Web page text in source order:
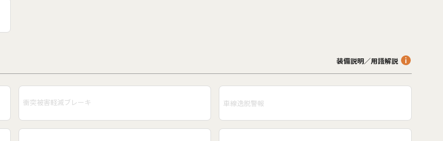
装備説明／用語解説
衝突被害軽減ブレーキ 車線逸脱警報